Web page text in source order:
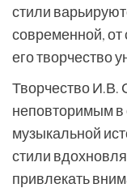
стили
современной, от
его творчество
Творчество И.В.
неповторимым в
музыкальной
стили
привлекать